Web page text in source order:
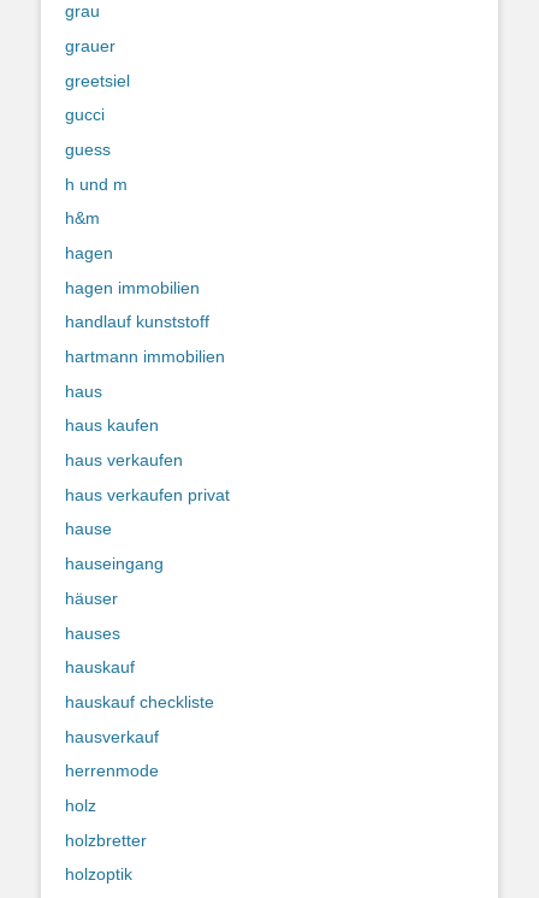
grau
grauer
greetsiel
gucci
guess
h und m
h&m
hagen
hagen immobilien
handlauf kunststoff
hartmann immobilien
haus
haus kaufen
haus verkaufen
haus verkaufen privat
hause
hauseingang
häuser
hauses
hauskauf
hauskauf checkliste
hausverkauf
herrenmode
holz
holzbretter
holzoptik